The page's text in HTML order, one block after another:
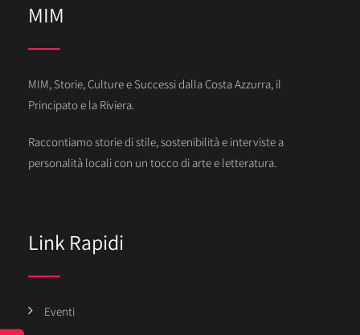
MIM
MIM, Storie, Culture e Successi dalla Costa Azzurra, il
Principato e la Riviera.
Raccontiamo storie di stile, sostenibilità e interviste a
personalità locali con un tocco di arte e letteratura.
Link Rapidi
Eventi